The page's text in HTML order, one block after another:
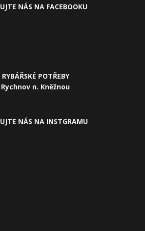
TE NÁS NA FACEBOOKU
RYBÁŘSKÉ POTŘEBY
Rychnov n. Kněžnou
NÁS NA INSTGRAMU